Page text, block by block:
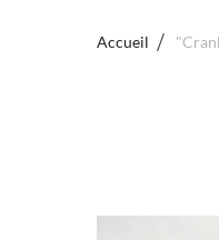
Accueil